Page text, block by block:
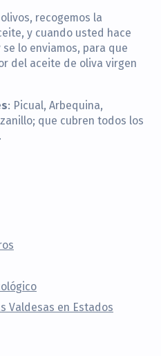
recogemos la
y cuando usted hace
lo enviamos, para que
del aceite de oliva virgen
: Picual, Arbequina,
que cubren todos los
Valdesas en Estados